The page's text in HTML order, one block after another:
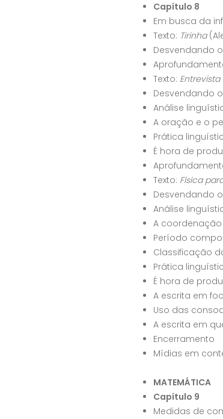
Capítulo 8
Em busca da
Texto: Tirinha
Desvendando
Texto:
Desvendando
Análise
A oração e o
Prática
É hora de
Texto: Física
Desvendando
Análise
A coordenação
Período
Classificação
Prática
É hora de
A escrita em
Uso das
A escrita em
Encerramento
Mídias em
MATEMÁTICA
Capítulo 9
Medidas de